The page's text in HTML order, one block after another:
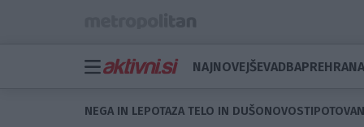
NAJNOVEJŠEVADBAPREHRANA
NEGA IN LEPOTAZA TELO IN DUŠONOVOSTI